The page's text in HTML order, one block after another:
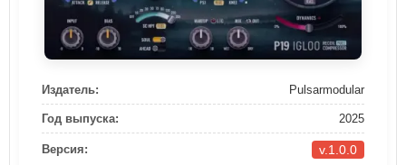
Издатель: Pulsarmodular
Год выпуска: 2025
Версия: v.1.0.0